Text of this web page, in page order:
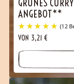
GRÜNES
ANGEBOT**
VON 3,21 €